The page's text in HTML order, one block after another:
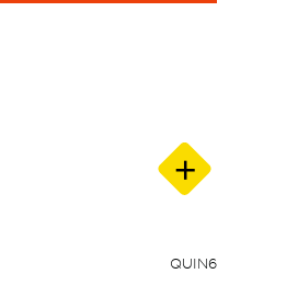
QUIN6